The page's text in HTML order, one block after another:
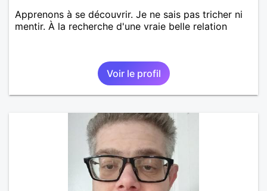
Apprenons à se découvrir. Je ne sais pas tricher ni
mentir. À la recherche d'une vraie belle relation
Voir le profil